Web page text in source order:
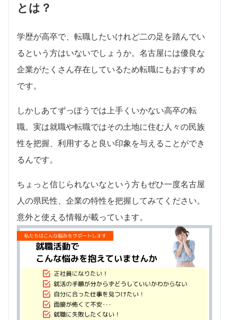
とは？
学歴が高卒で、転職したいけれど二の足を踏んでい
るという方はいないでしょうか。名古屋には優良な
企業がたくさん存在しているため転職にもおすすめ
です。
しかしあてずっぽうでは上手くいかない高卒の転
職。実は就職や転職ではその土地に住む人々の民族
性を把握、利用すると良い印象を与えることができ
るんです。
ちょっと信じられないなという方もぜひ一度名古屋
人の県民性、企業の特性を把握してみてください。
意外と使える情報が載っています。